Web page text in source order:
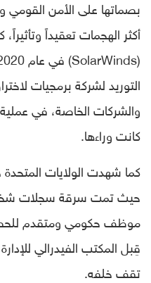
بصماتها على الأمن القومي
أكثر الهجمات تعقيداً
التوريد لشركة برمجيات
والشركات الخاصة، في
كانت وراءها.
موظف حكومي ومتقدم
قِبل المكتب الفيدرالي
تقف خلفه.